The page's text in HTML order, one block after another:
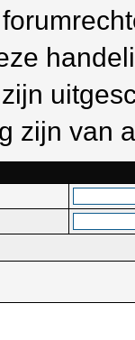
zijn van